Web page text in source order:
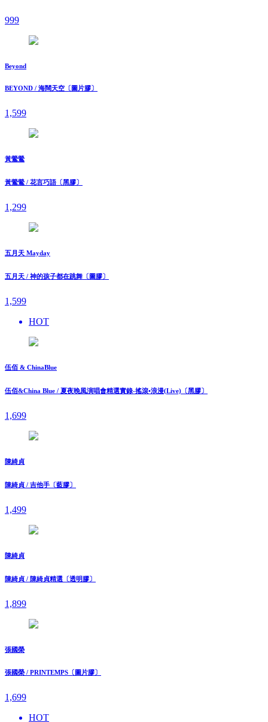
999
Beyond
BEYOND / 海闊天空〔圖片膠〕
1,599
黃鶯鶯
黃鶯鶯 / 花言巧語〔黑膠〕
1,299
五月天 Mayday
五月天 / 神的孩子都在跳舞〔圖膠〕
1,599
HOT
伍佰 & ChinaBlue
伍佰&China Blue / 夏夜晚風演唱會精選實錄-搖滾•浪漫(Live)〔黑膠〕
1,699
陳綺貞
陳綺貞 / 吉他手〔藍膠〕
1,499
陳綺貞
陳綺貞 / 陳綺貞精選〔透明膠〕
1,899
張國榮
張國榮 / PRINTEMPS〔圖片膠〕
1,699
HOT